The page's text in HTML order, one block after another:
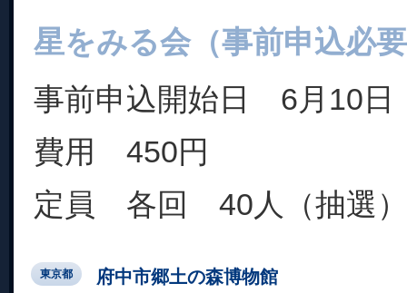
星をみる会（事前申込必
事前申込開始日 6月10日
費用 450円
定員 各回 40人（抽選）
東京都 府中市郷土の森博物館